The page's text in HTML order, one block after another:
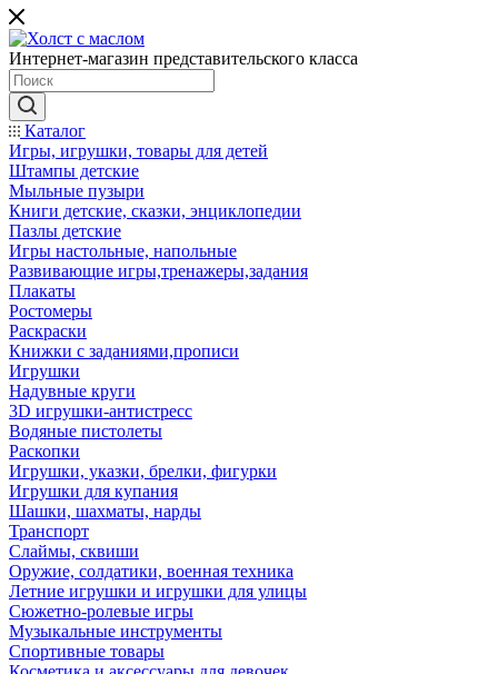
Интернет-магазин представительского класса
Каталог
Игры, игрушки, товары для детей
Штампы детские
Мыльные пузыри
Книги детские, сказки, энциклопедии
Пазлы детские
Игры настольные, напольные
Развивающие игры,тренажеры,задания
Плакаты
Ростомеры
Раскраски
Книжки с заданиями,прописи
Игрушки
Надувные круги
3D игрушки-антистресс
Водяные пистолеты
Раскопки
Игрушки, указки, брелки, фигурки
Игрушки для купания
Шашки, шахматы, нарды
Транспорт
Слаймы, сквиши
Оружие, солдатики, военная техника
Летние игрушки и игрушки для улицы
Сюжетно-ролевые игры
Музыкальные инструменты
Спортивные товары